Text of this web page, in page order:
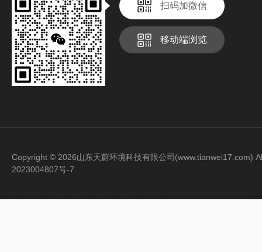
扫码加微信
移动端浏览
Copyright © 2026山东天蔚环境科技有限公司(www.tianwei17.com)
2023004807号-7